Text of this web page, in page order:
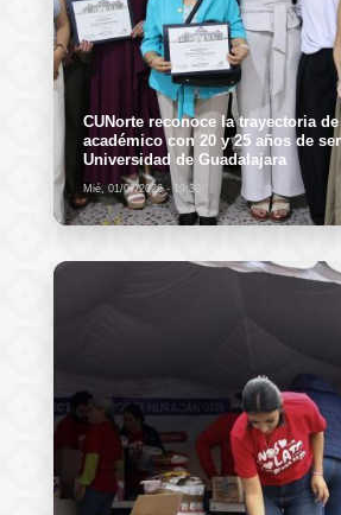
CUNorte reconoce la trayectoria
académico con 20 y 25 años de
Universidad de Guadalajara
Mié, 01/07/2026 - 19:30